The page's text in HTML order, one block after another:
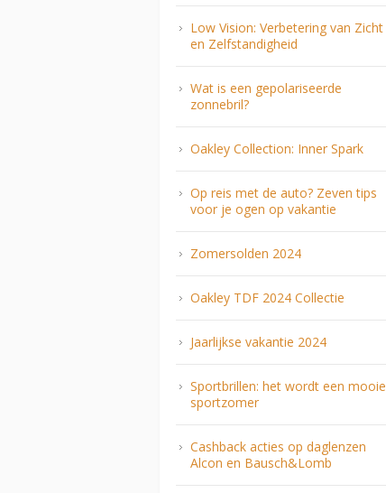
Low Vision: Verbetering van Zicht
en Zelfstandigheid
Wat is een gepolariseerde
zonnebril?
Oakley Collection: Inner Spark
Op reis met de auto? Zeven tips
voor je ogen op vakantie
Zomersolden 2024
Oakley TDF 2024 Collectie
Jaarlijkse vakantie 2024
Sportbrillen: het wordt een mooie
sportzomer
Cashback acties op daglenzen
Alcon en Bausch&Lomb